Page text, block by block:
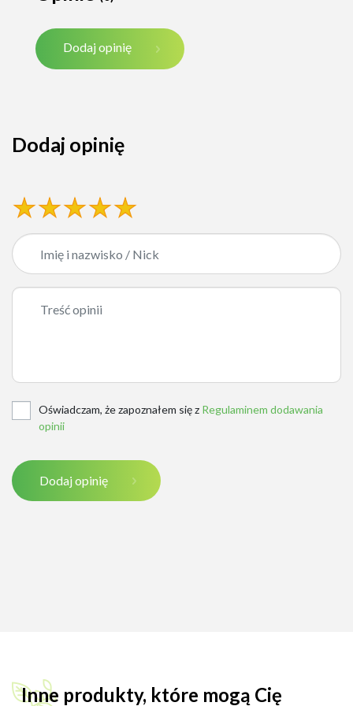
Dodaj opinię
Dodaj opinię
Oświadczam, że zapoznałem się z Regulaminem dodawania
opinii
Dodaj opinię
Inne produkty, które mogą Cię